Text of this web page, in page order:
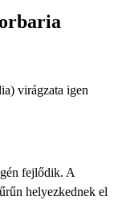
virágzata igen
fejlődik. A
helyezkednek el